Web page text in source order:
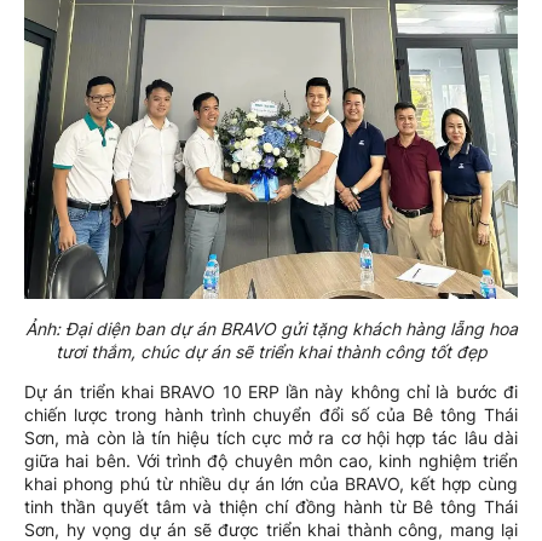
Ảnh: Đại diện ban dự án BRAVO gửi tặng khách hàng lẵng hoa
tươi thắm, chúc dự án sẽ triển khai thành công tốt đẹp
Dự án triển khai BRAVO 10 ERP lần này không chỉ là bước đi
chiến lược trong hành trình chuyển đổi số của Bê tông Thái
Sơn, mà còn là tín hiệu tích cực mở ra cơ hội hợp tác lâu dài
giữa hai bên. Với trình độ chuyên môn cao, kinh nghiệm triển
khai phong phú từ nhiều dự án lớn của BRAVO, kết hợp cùng
tinh thần quyết tâm và thiện chí đồng hành từ Bê tông Thái
Sơn, hy vọng dự án sẽ được triển khai thành công, mang lại